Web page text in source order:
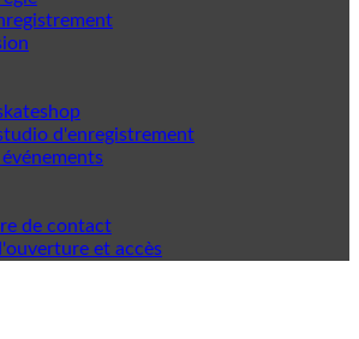
d'enregistrement
événements
de contact
et accès